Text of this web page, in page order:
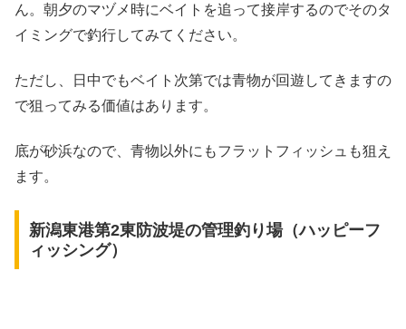
ん。朝夕のマヅメ時にベイトを追って接岸するのでそのタ
イミングで釣行してみてください。
ただし、日中でもベイト次第では青物が回遊してきますの
で狙ってみる価値はあります。
底が砂浜なので、青物以外にもフラットフィッシュも狙え
ます。
新潟東港第2東防波堤の管理釣り場（ハッピーフ
ィッシング）